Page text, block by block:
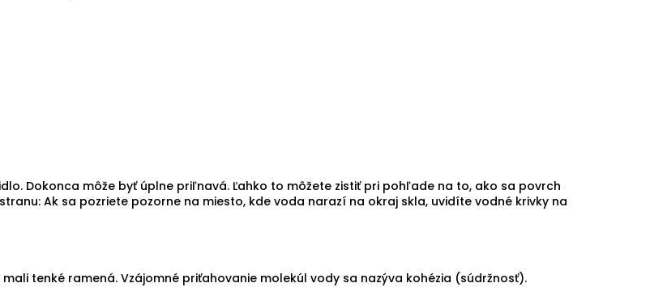
Dokonca môže byť úplne priľnavá. Ľahko to môžete zistiť pri pohľade na to, ako sa povrch
Ak sa pozriete pozorne na miesto, kde voda narazí na okraj skla, uvidíte vodné krivky na
tenké ramená. Vzájomné priťahovanie molekúl vody sa nazýva kohézia (súdržnosť).